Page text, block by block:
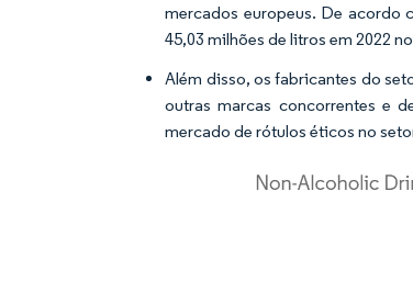
mercados europeus. De acordo
45,03 milhões de litros em 2022
Além disso, os fabricantes do
outras marcas concorrentes e
mercado de rótulos éticos no